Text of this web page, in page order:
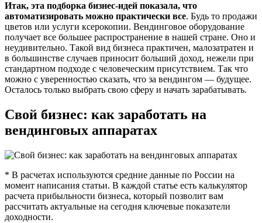
Итак, эта подборка бизнес-идей показала, что
автоматизировать можно практически все. Будь то продажи
цветов или услуги ксерокопии. Вендинговое оборудование
получает все большее распространение в нашей стране. Оно и
неудивительно. Такой вид бизнеса практичен, малозатратен и
в большинстве случаев приносит больший доход, нежели при
стандартном подходе с человеческим присутствием. Так что
можно с уверенностью сказать, что за вендингом — будущее.
Осталось только выбрать свою сферу и начать зарабатывать.
Свой бизнес: как заработать на
вендинговых аппаратах
* В расчетах используются средние данные по России на
момент написания статьи. В каждой статье есть калькулятор
расчета прибыльности бизнеса, который позволит вам
рассчитать актуальные на сегодня ключевые показатели
доходности.